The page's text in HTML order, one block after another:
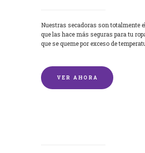
Nuestras secadoras son totalmente
que las hace más seguras para tu
que se queme por exceso de
VER AHORA